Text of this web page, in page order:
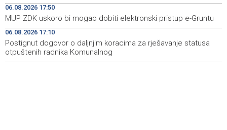
19:32
Velika nagrada Britanije ostaje u MotoGP kalendaru do
2028. godine
19:29
Španska krajnja ljevica i desnica ujedinjene protiv
Maroka kao suorganizatora SP 2030.
06.08.2026 17:50
MUP ZDK uskoro bi mogao dobiti elektronski pristup e-Gruntu
06.08.2026 17:10
Postignut dogovor o daljnjim koracima za rješavanje statusa
otpuštenih radnika Komunalnog